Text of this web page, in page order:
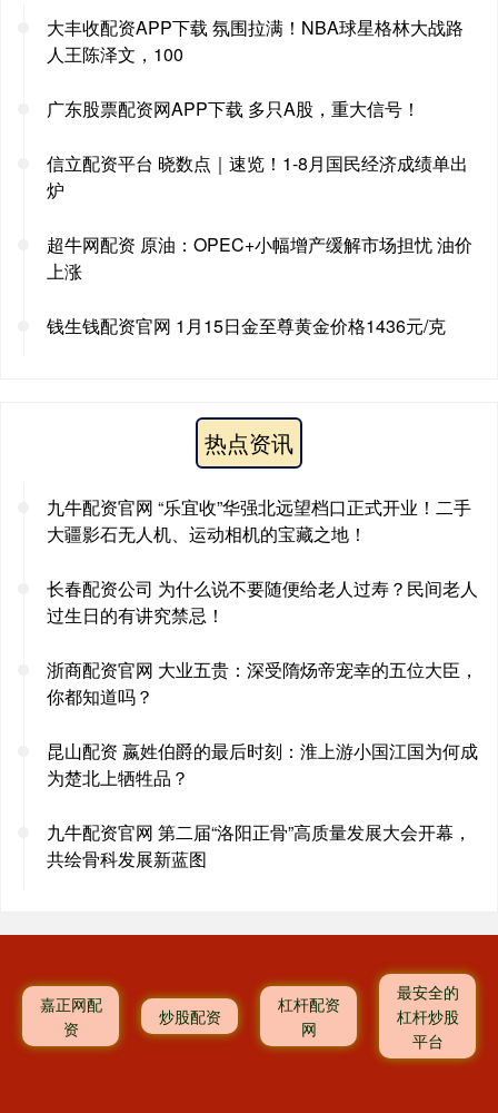
大丰收配资APP下载 氛围拉满！NBA球星格林大战路
人王陈泽文，100
广东股票配资网APP下载 多只A股，重大信号！
信立配资平台 晓数点｜速览！1-8月国民经济成绩单出
炉
超牛网配资 原油：OPEC+小幅增产缓解市场担忧 油价
上涨
钱生钱配资官网 1月15日金至尊黄金价格1436元/克
热点资讯
九牛配资官网 “乐宜收”华强北远望档口正式开业！二手
大疆影石无人机、运动相机的宝藏之地！
长春配资公司 为什么说不要随便给老人过寿？民间老人
过生日的有讲究禁忌！
浙商配资官网 大业五贵：深受隋炀帝宠幸的五位大臣，
你都知道吗？
昆山配资 嬴姓伯爵的最后时刻：淮上游小国江国为何成
为楚北上牺牲品？
九牛配资官网 第二届“洛阳正骨”高质量发展大会开幕，
共绘骨科发展新蓝图
嘉正网配
资
炒股配资
杠杆配资
网
最安全的
杠杆炒股
平台